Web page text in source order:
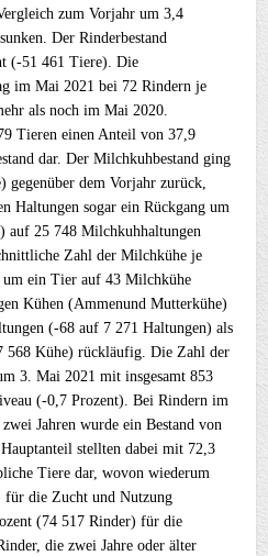
zum Vorjahr um 3,4
Der Rinderbestand
(-51 461 Tiere). Die
im Mai 2021 bei 72 Rindern je
als noch im Mai 2020.
Tieren einen Anteil von 37,9
dar. Der Milchkuhbestand ging
gegenüber dem Vorjahr zurück,
Haltungen sogar ein Rückgang um
auf 25 748 Milchkuhhaltungen
Zahl der Milchkühe je
ein Tier auf 43 Milchkühe
Kühen (Ammenund Mutterkühe)
(-68 auf 7 271 Haltungen) als
568 Kühe) rückläufig. Die Zahl der
3. Mai 2021 mit insgesamt 853
(-0,7 Prozent). Bei Rindern im
Jahren wurde ein Bestand von
stellten dabei mit 72,3
Tiere dar, wovon wiederum
für die Zucht und Nutzung
(74 517 Rinder) für die
die zwei Jahre oder älter